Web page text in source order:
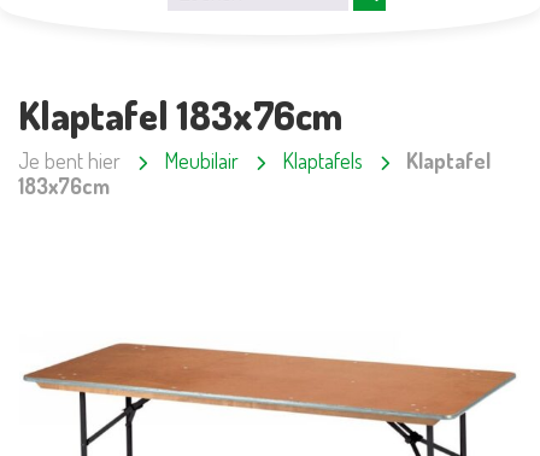
Klaptafel 183x76cm
Je bent hier Meubilair Klaptafels
Klaptafel
183x76cm